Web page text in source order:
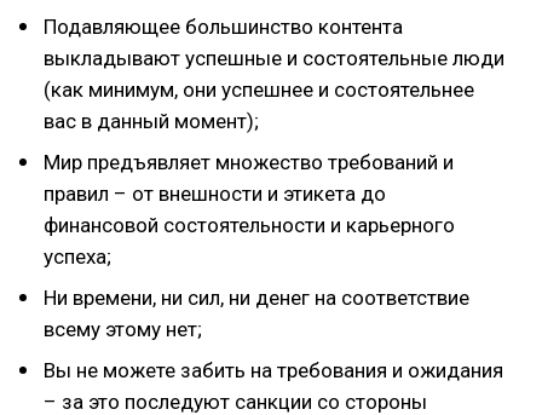
Подавляющее большинство контента
выкладывают успешные и состоятельные люди
(как минимум, они успешнее и состоятельнее
вас в данный момент);
Мир предъявляет множество требований и
правил – от внешности и этикета до
финансовой состоятельности и карьерного
успеха;
Ни времени, ни сил, ни денег на соответствие
всему этому нет;
Вы не можете забить на требования и ожидания
– за это последуют санкции со стороны